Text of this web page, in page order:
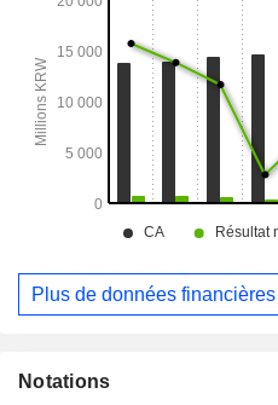
Plus de données financières
Notations